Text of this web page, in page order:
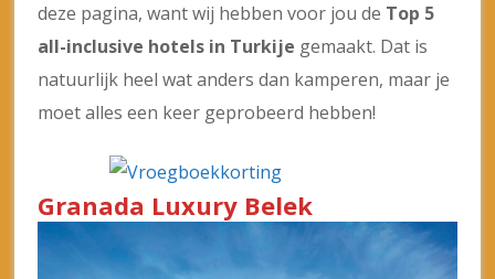
deze pagina, want wij hebben voor jou de Top 5
all-inclusive hotels in Turkije gemaakt. Dat is
natuurlijk heel wat anders dan kamperen, maar je
moet alles een keer geprobeerd hebben!
Granada Luxury Belek